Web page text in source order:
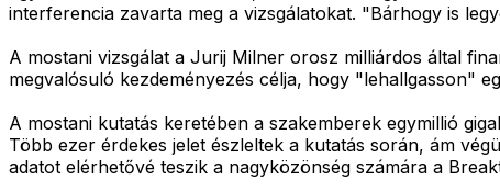
interferencia zavarta meg a vizsgálatokat. "Bárhogy is
A mostani vizsgálat a Jurij Milner orosz milliárdos által
megvalósuló kezdeményezés célja, hogy "lehallgasson"
A mostani kutatás keretében a szakemberek egymillió
Több ezer érdekes jelet észleltek a kutatás során, ám
adatot elérhetővé teszik a nagyközönség számára a